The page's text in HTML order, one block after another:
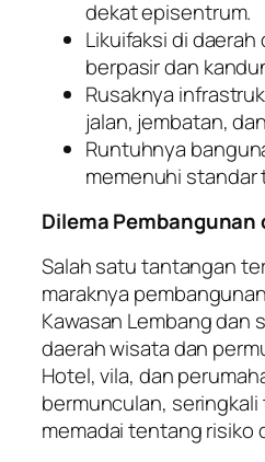
dekat episentrum.
Likuifaksi di
berpasir dan
Rusaknya
jalan, jembatan,
Runtuhnya
memenuhi standar
Dilema Pembangunan
Salah satu tantangan
maraknya
Kawasan Lembang dan
daerah wisata dan
Hotel, vila, dan
bermunculan,
memadai tentang risiko